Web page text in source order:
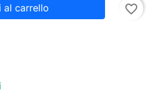
al carrello favorite_border